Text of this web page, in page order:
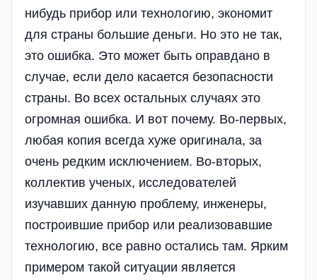
нибудь прибор или технологию, экономит
для страны большие деньги. Но это не так,
это ошибка. Это может быть оправдано в
случае, если дело касается безопасности
страны. Во всех остальных случаях это
огромная ошибка. И вот почему. Во-первых,
любая копия всегда хуже оригинала, за
очень редким исключением. Во-вторых,
коллектив ученых, исследователей
изучавших данную проблему, инженеры,
построившие прибор или реализовавшие
технологию, все равно остались там. Ярким
примером такой ситуации является